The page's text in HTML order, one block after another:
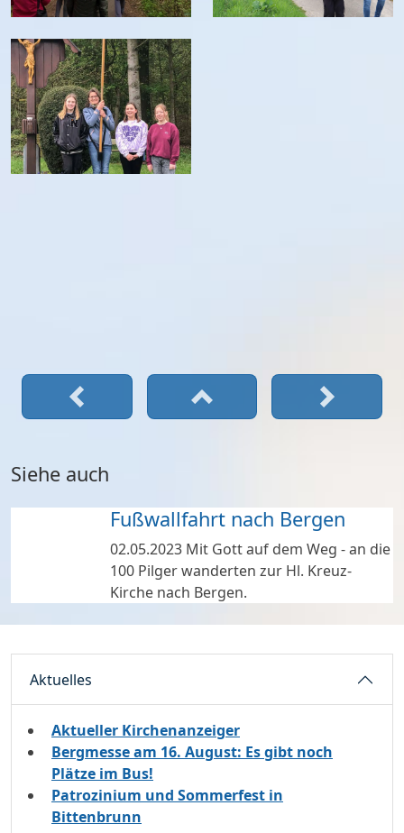
Siehe auch
Fußwallfahrt nach Bergen
02.05.2023 Mit Gott auf dem Weg - an die
100 Pilger wanderten zur Hl. Kreuz-
Kirche nach Bergen.
Aktuelles
Aktueller Kirchenanzeiger
Bergmesse am 16. August: Es gibt noch
Plätze im Bus!
Patrozinium und Sommerfest in
Bittenbrunn